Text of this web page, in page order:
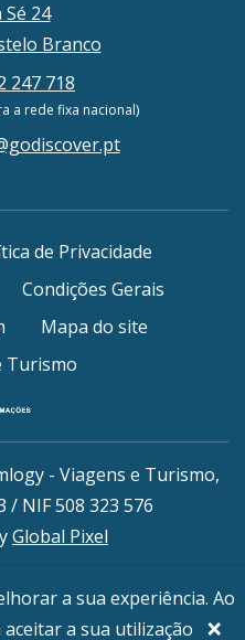
Sé 24
Branco
247 718
a rede fixa nacional)
de Privacidade
Condições Gerais
Mapa do site
Turismo
- Viagens e Turismo,
/ NIF 508 323 576
Global Pixel
grupo
a sua experiência. Ao
a sua utilização
×